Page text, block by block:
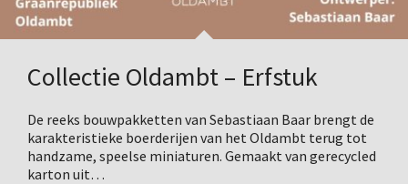
Collectie Oldambt – Erfstuk
De reeks bouwpakketten van Sebastiaan Baar brengt de
karakteristieke boerderijen van het Oldambt terug tot
handzame, speelse miniaturen. Gemaakt van gerecycled
karton uit…